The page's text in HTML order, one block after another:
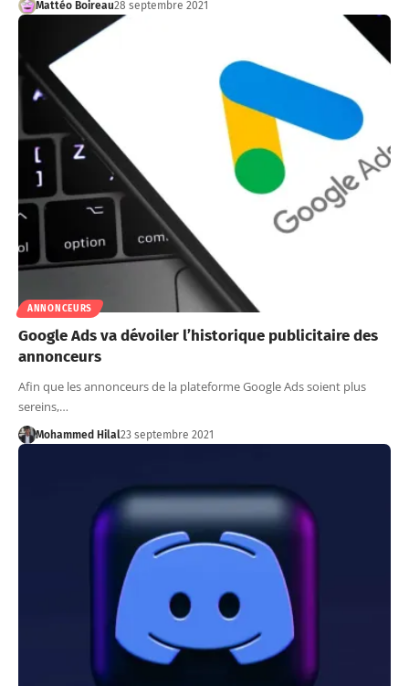
Mattéo Boireau28 septembre 2021
ANNONCEURS
Google Ads va dévoiler l’historique publicitaire des
annonceurs
Afin que les annonceurs de la plateforme Google Ads soient plus
sereins,…
Mohammed Hilal23 septembre 2021